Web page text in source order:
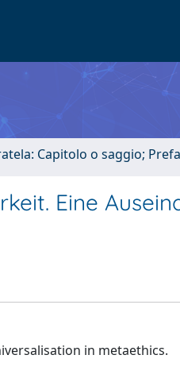
Capitolo o saggio;
Eine
in metaethics.